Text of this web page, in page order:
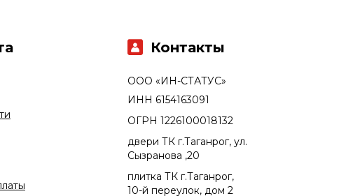
ООО «ИН-СТАТУС»
плитка ТК г.Таганрог,
10-й переулок, дом 2
двери ТК г.Таганрог, ул.
Сызранова ,20
ОГРН 1226100018132
ИНН 6154163091
Контакты